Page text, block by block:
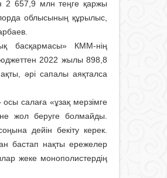
2 657,9 млн теңге қаржы
облысының құрылыс,
бас­қармасы» КММ-нің
2022 жылы 898,8
әрі сапалы аяқталса
салаға «ұзақ мерзімге
жол беруге болмайды.
дейін бекіту керек.
бас­тап нақты ережелер
жеке монополистердің